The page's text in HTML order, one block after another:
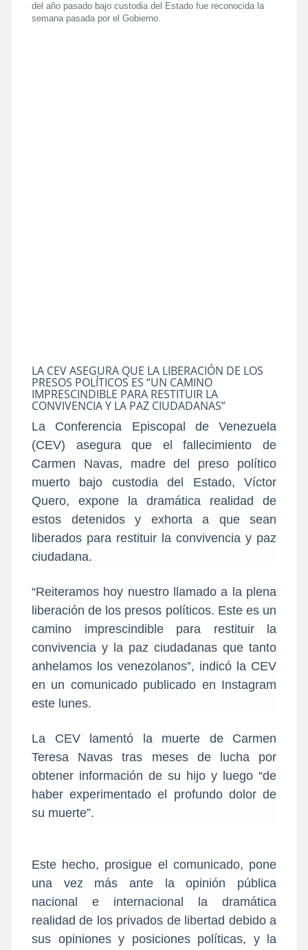
del año pasado bajo custodia del Estado fue reconocida la
semana pasada por el Gobierno.
LA CEV ASEGURA QUE LA LIBERACIÓN DE LOS
PRESOS POLÍTICOS ES “UN CAMINO
IMPRESCINDIBLE PARA RESTITUIR LA
CONVIVENCIA Y LA PAZ CIUDADANAS”
La Conferencia Episcopal de Venezuela
(CEV) asegura que el fallecimiento de
Carmen Navas, madre del preso político
muerto bajo custodia del Estado, Víctor
Quero, expone la dramática realidad de
estos detenidos y exhorta a que sean
liberados para restituir la convivencia y paz
ciudadana.
“Reiteramos hoy nuestro llamado a la plena
liberación de los presos políticos. Este es un
camino imprescindible para restituir la
convivencia y la paz ciudadanas que tanto
anhelamos los venezolanos”, indicó la CEV
en un comunicado publicado en Instagram
este lunes.
La CEV lamentó la muerte de Carmen
Teresa Navas tras meses de lucha por
obtener información de su hijo y luego “de
haber experimentado el profundo dolor de
su muerte”.
Este hecho, prosigue el comunicado, pone
una vez más ante la opinión pública
nacional e internacional la dramática
realidad de los privados de libertad debido a
sus opiniones y posiciones políticas, y la